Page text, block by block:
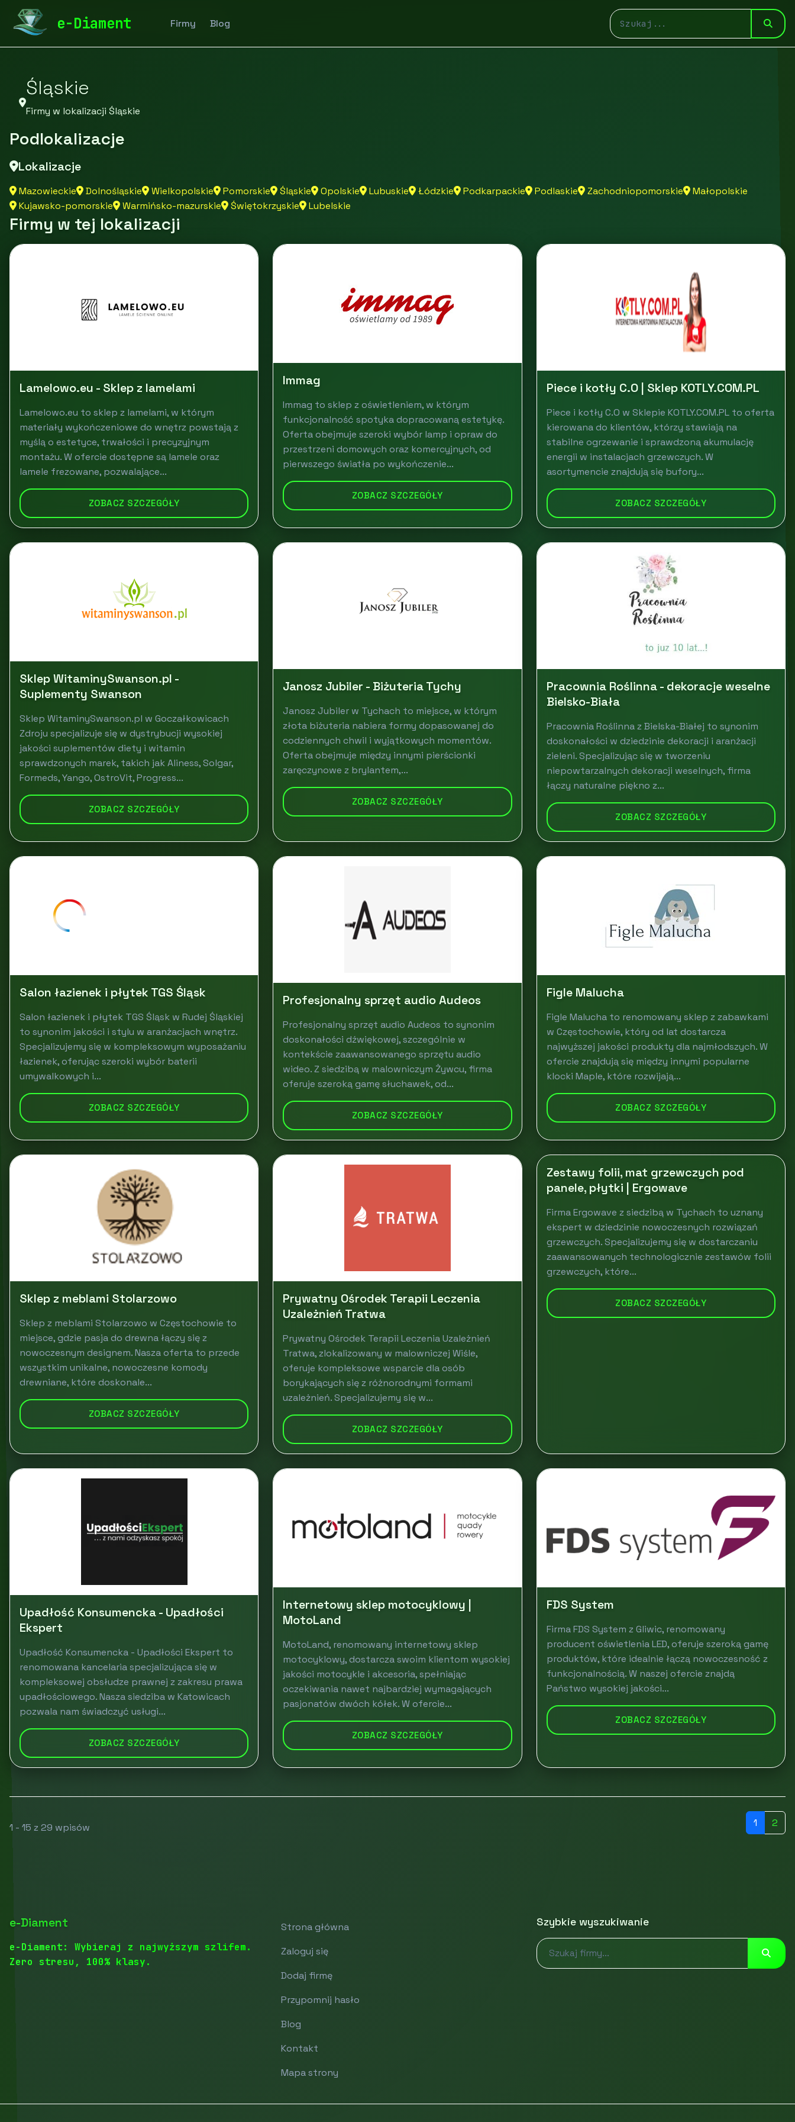
e-Diament Firmy Blog
diamentspa.pl Firmy z województwa
Śląskie
Firmy w lokalizacji Śląskie
Podlokalizacje
Lokalizacje
Mazowieckie Dolnośląskie Wielkopolskie Pomorskie Śląskie Opolskie Lubuskie Łódzkie Podkarpackie Podlaskie Zachodniopomorskie
Małopolskie
Kujawsko-pomorskie
Warmińsko-mazurskie Świętokrzyskie Lubelskie
Firmy w tej lokalizacji
Lamelowo.eu - Sklep z lamelami
Lamelowo.eu to sklep z lamelami, w którym
materiały wykończeniowe do wnętrz powstają z
myślą o estetyce, trwałości i precyzyjnym
montażu. W ofercie dostępne są lamele oraz
lamele frezowane, pozwalające...
ZOBACZ SZCZEGÓŁY
Immag
Immag to sklep z oświetleniem, w którym
funkcjonalność spotyka dopracowaną estetykę.
Oferta obejmuje szeroki wybór lamp i opraw do
przestrzeni domowych oraz komercyjnych, od
pierwszego światła po wykończenie...
ZOBACZ SZCZEGÓŁY
Piece i kotły C.O | Sklep KOTLY.COM.PL
Piece i kotły C.O w Sklepie KOTLY.COM.PL to oferta
kierowana do klientów, którzy stawiają na
stabilne ogrzewanie i sprawdzoną akumulację
energii w instalacjach grzewczych. W
asortymencie znajdują się bufory...
ZOBACZ SZCZEGÓŁY
Sklep WitaminySwanson.pl -
Suplementy Swanson
Sklep WitaminySwanson.pl w Goczałkowicach
Zdroju specjalizuje się w dystrybucji wysokiej
jakości suplementów diety i witamin
sprawdzonych marek, takich jak Aliness, Solgar,
Formeds, Yango, OstroVit, Progress...
ZOBACZ SZCZEGÓŁY
Janosz Jubiler - Biżuteria Tychy
Janosz Jubiler w Tychach to miejsce, w którym
złota biżuteria nabiera formy dopasowanej do
codziennych chwil i wyjątkowych momentów.
Oferta obejmuje między innymi pierścionki
zaręczynowe z brylantem,...
ZOBACZ SZCZEGÓŁY
Pracownia Roślinna - dekoracje weselne
Bielsko-Biała
Pracownia Roślinna z Bielska-Białej to synonim
doskonałości w dziedzinie dekoracji i aranżacji
zieleni. Specjalizując się w tworzeniu
niepowtarzalnych dekoracji weselnych, firma
łączy naturalne piękno z...
ZOBACZ SZCZEGÓŁY
Salon łazienek i płytek TGS Śląsk
Salon łazienek i płytek TGS Śląsk w Rudej Śląskiej
to synonim jakości i stylu w aranżacjach wnętrz.
Specjalizujemy się w kompleksowym wyposażaniu
łazienek, oferując szeroki wybór baterii
umywalkowych i...
ZOBACZ SZCZEGÓŁY
Profesjonalny sprzęt audio Audeos
Profesjonalny sprzęt audio Audeos to synonim
doskonałości dźwiękowej, szczególnie w
kontekście zaawansowanego sprzętu audio
wideo. Z siedzibą w malowniczym Żywcu, firma
oferuje szeroką gamę słuchawek, od...
ZOBACZ SZCZEGÓŁY
Figle Malucha
Figle Malucha to renomowany sklep z zabawkami
w Częstochowie, który od lat dostarcza
najwyższej jakości produkty dla najmłodszych. W
ofercie znajdują się między innymi popularne
klocki Maple, które rozwijają...
ZOBACZ SZCZEGÓŁY
Sklep z meblami Stolarzowo
Sklep z meblami Stolarzowo w Częstochowie to
miejsce, gdzie pasja do drewna łączy się z
nowoczesnym designem. Nasza oferta to przede
wszystkim unikalne, nowoczesne komody
drewniane, które doskonale...
ZOBACZ SZCZEGÓŁY
Prywatny Ośrodek Terapii Leczenia
Uzależnień Tratwa
Prywatny Ośrodek Terapii Leczenia Uzależnień
Tratwa, zlokalizowany w malowniczej Wiśle,
oferuje kompleksowe wsparcie dla osób
borykających się z różnorodnymi formami
uzależnień. Specjalizujemy się w...
ZOBACZ SZCZEGÓŁY
Zestawy folii, mat grzewczych pod
panele, płytki | Ergowave
Firma Ergowave z siedzibą w Tychach to uznany
ekspert w dziedzinie nowoczesnych rozwiązań
grzewczych. Specjalizujemy się w dostarczaniu
zaawansowanych technologicznie zestawów folii
grzewczych, które...
ZOBACZ SZCZEGÓŁY
Upadłość Konsumencka - Upadłości
Ekspert
Upadłość Konsumencka - Upadłości Ekspert to
renomowana kancelaria specjalizująca się w
kompleksowej obsłudze prawnej z zakresu prawa
upadłościowego. Nasza siedziba w Katowicach
pozwala nam świadczyć usługi...
ZOBACZ SZCZEGÓŁY
Internetowy sklep motocyklowy |
MotoLand
MotoLand, renomowany internetowy sklep
motocyklowy, dostarcza swoim klientom wysokiej
jakości motocykle i akcesoria, spełniając
oczekiwania nawet najbardziej wymagających
pasjonatów dwóch kółek. W ofercie...
ZOBACZ SZCZEGÓŁY
FDS System
Firma FDS System z Gliwic, renomowany
producent oświetlenia LED, oferuje szeroką gamę
produktów, które idealnie łączą nowoczesność z
funkcjonalnością. W naszej ofercie znajdą
Państwo wysokiej jakości...
ZOBACZ SZCZEGÓŁY
1 - 15 z 29 wpisów 1 2
e-Diament
e-Diament: Wybieraj z najwyższym szlifem.
Zero stresu, 100% klasy.
Strona główna
Zaloguj się
Dodaj firmę
Przypomnij hasło
Blog
Kontakt
Mapa strony
Szybkie wyszukiwanie